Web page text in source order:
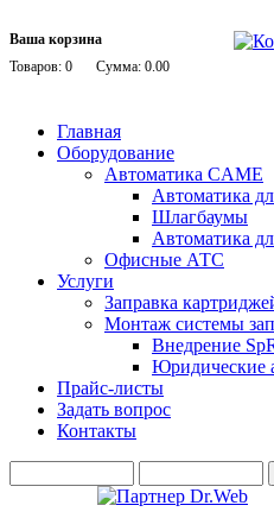
Ваша корзина
Товаров: 0
Сумма: 0.00
Главная
Оборудование
Автоматика CAME
Автоматика
Шлагбаумы
Автоматика
Офисные АТС
Услуги
Заправка
Монтаж системы
Внедрение
Юридические
Прайс-листы
Задать вопрос
Контакты